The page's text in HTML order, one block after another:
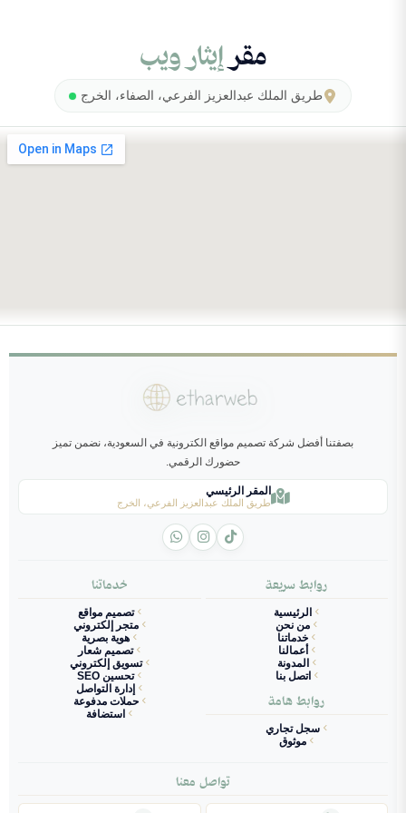
مقرإيثار ويب
طريق الملك عبدالعزيز الفرعي، الصفاء، الخرج
بصفتنا أفضل شركة تصميم مواقع الكترونية في السعودية، نضمن تميز
حضورك الرقمي.
المقر الرئيسي
طريق الملك عبدالعزيز الفرعي، الخرج
روابط سريعة
الرئيسية
من نحن
خدماتنا
أعمالنا
المدونة
اتصل بنا
روابط هامة
سجل تجاري
موثوق
خدماتنا
تصميم مواقع
متجر إلكتروني
هوية بصرية
تصميم شعار
تسويق إلكتروني
تحسين SEO
إدارة التواصل
حملات مدفوعة
استضافة
تواصل معنا